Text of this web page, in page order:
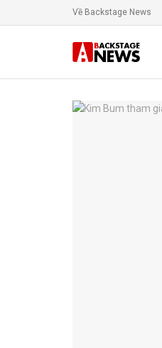
Về Backstage News